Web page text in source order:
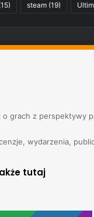
steam (19)
o grach z perspektywy
wydarzenia,
tutaj